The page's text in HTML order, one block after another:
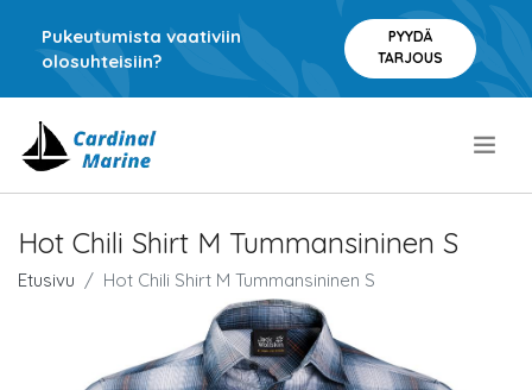
Pukeutumista vaativiin
olosuhteisiin?
PYYDÄ
TARJOUS
Hot Chili Shirt M Tummansininen S
Etusivu Hot Chili Shirt M Tummansininen S